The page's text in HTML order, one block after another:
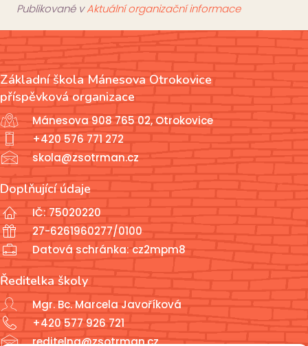
Publikované vAktuální organizační informace
Základní škola Mánesova Otrokovice
příspěvková organizace
Mánesova 908 765 02, Otrokovice
+420 576 771 272
skola@zsotrman.cz
Doplňující údaje
IČ: 75020220
27-6261960277/0100
Datová schránka: cz2mpm8
Ředitelka školy
Mgr. Bc. Marcela Javoříková
+420 577 926 721
reditelna@zsotrman.cz